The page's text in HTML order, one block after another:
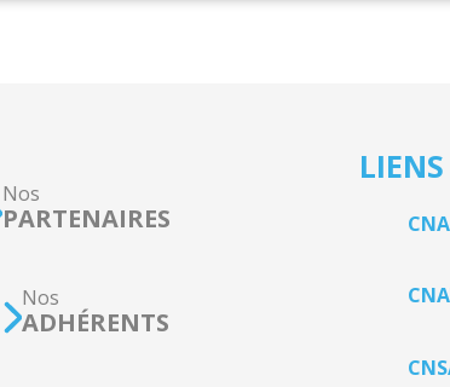
Nos
PARTENAIRES
Nos
ADHÉRENTS